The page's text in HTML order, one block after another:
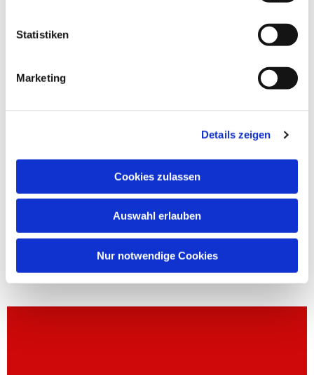
Statistiken
Marketing
Details zeigen
Cookies zulassen
Auswahl erlauben
Nur notwendige Cookies